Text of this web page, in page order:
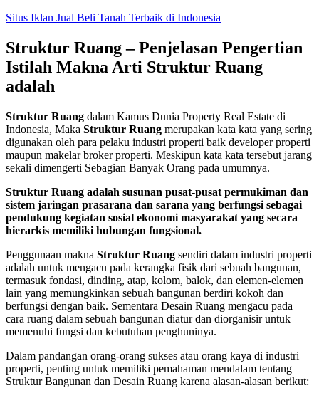
Skip
content
Situs Iklan Jual Beli Tanah Terbaik di Indonesia
Struktur Ruang – Penjelasan Pengertian
Istilah Makna Arti Struktur Ruang
adalah
Struktur Ruang dalam Kamus Dunia Property Real Estate di
Indonesia, Maka Struktur Ruang merupakan kata kata yang sering
digunakan oleh para pelaku industri properti baik developer properti
maupun makelar broker properti. Meskipun kata kata tersebut jarang
sekali dimengerti Sebagian Banyak Orang pada umumnya.
Struktur Ruang adalah susunan pusat-pusat permukiman dan
sistem jaringan prasarana dan sarana yang berfungsi sebagai
pendukung kegiatan sosial ekonomi masyarakat yang secara
hierarkis memiliki hubungan fungsional.
Penggunaan makna Struktur Ruang sendiri dalam industri properti
adalah untuk mengacu pada kerangka fisik dari sebuah bangunan,
termasuk fondasi, dinding, atap, kolom, balok, dan elemen-elemen
lain yang memungkinkan sebuah bangunan berdiri kokoh dan
berfungsi dengan baik. Sementara Desain Ruang mengacu pada
cara ruang dalam sebuah bangunan diatur dan diorganisir untuk
memenuhi fungsi dan kebutuhan penghuninya.
Dalam pandangan orang-orang sukses atau orang kaya di industri
properti, penting untuk memiliki pemahaman mendalam tentang
Struktur Bangunan dan Desain Ruang karena alasan-alasan berikut: